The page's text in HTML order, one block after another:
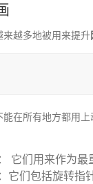
来越多地被用来提升
能在所有地方都用
它们用来作为最
它们包括旋转指